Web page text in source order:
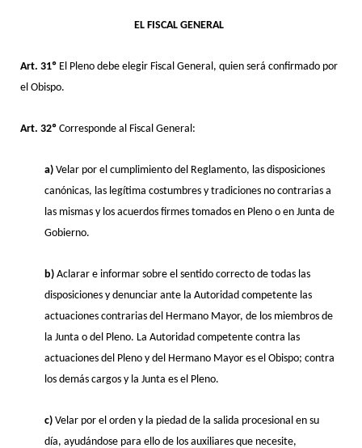
EL FISCAL GENERAL
Art. 31º El Pleno debe elegir Fiscal General, quien será confirmado por
el Obispo.
Art. 32º Corresponde al Fiscal General:
a) Velar por el cumplimiento del Reglamento, las disposiciones
canónicas, las legítima costumbres y tradiciones no contrarias a
las mismas y los acuerdos firmes tomados en Pleno o en Junta de
Gobierno.
b) Aclarar e informar sobre el sentido correcto de todas las
disposiciones y denunciar ante la Autoridad competente las
actuaciones contrarias del Hermano Mayor, de los miembros de
la Junta o del Pleno. La Autoridad competente contra las
actuaciones del Pleno y del Hermano Mayor es el Obispo; contra
los demás cargos y la Junta es el Pleno.
c) Velar por el orden y la piedad de la salida procesional en su
día, ayudándose para ello de los auxiliares que necesite,